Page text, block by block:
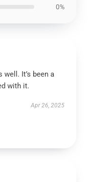
0%
It’s been a
with it.
Apr 26, 2025